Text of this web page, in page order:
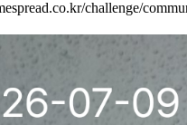
challenge/